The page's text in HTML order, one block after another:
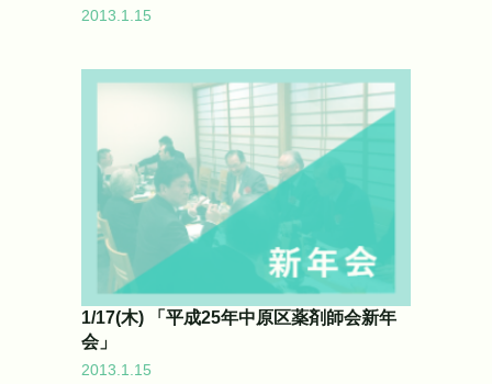
2013.1.15
1/17(木) 「平成25年中原区薬剤師会新年
会」
2013.1.15